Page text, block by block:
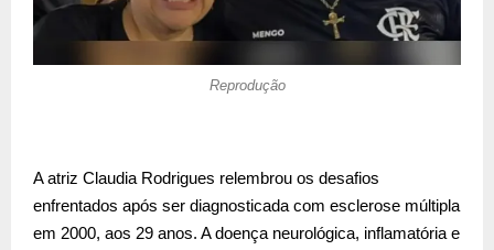
Reprodução
A atriz Claudia Rodrigues relembrou os desafios
enfrentados após ser diagnosticada com esclerose múltipla
em 2000, aos 29 anos. A doença neurológica, inflamatória e